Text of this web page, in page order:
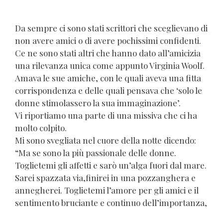
Da sempre ci sono stati scrittori che sceglievano di
non avere amici o di avere pochissimi confidenti.
Ce ne sono stati altri che hanno dato all’amicizia
una rilevanza unica come appunto Virginia Woolf.
Amava le sue amiche, con le quali aveva una fitta
corrispondenza e delle quali pensava che ‘solo le
donne stimolassero la sua immaginazione’.
Vi riportiamo una parte di una missiva che ci ha
molto colpito.
Mi sono svegliata nel cuore della notte dicendo:
“Ma se sono la più passionale delle donne.
Toglietemi gli affetti e sarò un’alga fuori dal mare.
Sarei spazzata via,finirei in una pozzanghera e
annegherei. Toglietemi l’amore per gli amici e il
sentimento bruciante e continuo dell’importanza,